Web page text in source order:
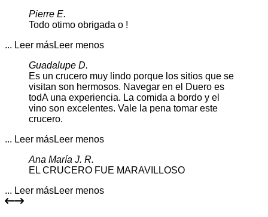
Pierre E.
Todo otimo obrigada o !
... Leer másLeer menos
Guadalupe D.
Es un crucero muy lindo porque los sitios que se
visitan son hermosos. Navegar en el Duero es
todA una experiencia. La comida a bordo y el
vino son excelentes. Vale la pena tomar este
crucero.
... Leer másLeer menos
Ana María J. R.
EL CRUCERO FUE MARAVILLOSO
... Leer másLeer menos